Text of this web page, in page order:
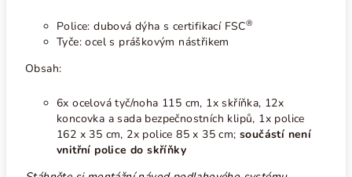
Police: dubová dýha s certifikací FSC®
Tyče: ocel s práškovým nástřikem
Obsah:
6x ocelová tyč/noha 115 cm, 1x skříňka, 12x
koncovka a sada bezpečnostních klipů, 1x police
162 x 35 cm, 2x police 85 x 35 cm; součástí není
vnitřní police do skříňky